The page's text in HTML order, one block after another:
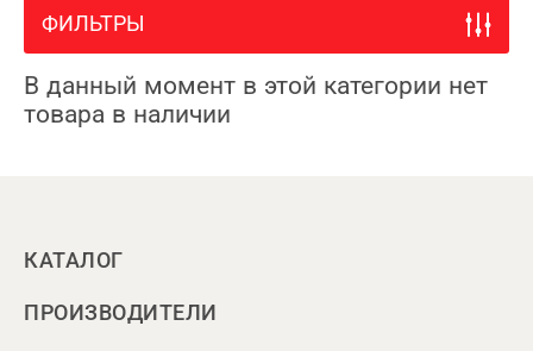
ФИЛЬТРЫ
В данный момент в этой категории нет
товара в наличии
КАТАЛОГ
ПРОИЗВОДИТЕЛИ